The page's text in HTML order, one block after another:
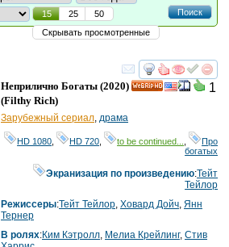
Поиск
15 25
50
Скрывать просмотренные
смотреть
1
Неприлично Богаты (2020)
(Filthy Rich)
Зарубежный сериал, драма
HD 1080 HD 720 to be continued...
Про
богатых
Экранизация по произведению:Тейт
Тейлор
Режиссеры:Тейт Тейлор, Ховард Дойч, Янн
Тернер
В ролях:Ким Кэтролл, Мелиа Крейлинг, Стив